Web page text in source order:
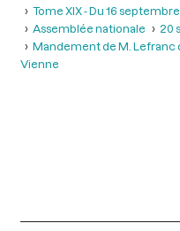
Tome XIX - Du 16
Assemblée nationale
20
Mandement de M. Lefranc
Vienne